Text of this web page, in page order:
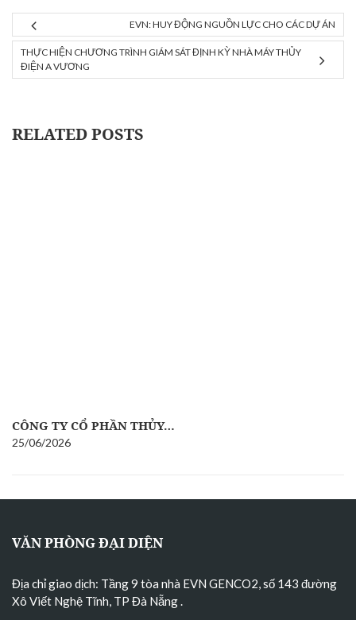
EVN: HUY ĐỘNG NGUỒN LỰC CHO CÁC DỰ ÁN
THỰC HIỆN CHƯƠNG TRÌNH GIÁM SÁT ĐỊNH KỲ NHÀ MÁY THỦY
ĐIỆN A VƯƠNG
RELATED POSTS
CÔNG TY CỔ PHẦN THỦY…
25/06/2026
VĂN PHÒNG ĐẠI DIỆN
Địa chỉ giao dịch: Tầng 9 tòa nhà EVN GENCO2, số 143 đường
Xô Viết Nghệ Tĩnh, TP Đà Nẵng.